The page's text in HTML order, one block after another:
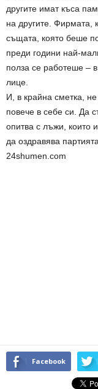
другите имат къса
на другите. Фирмата,
същата, която беше
преди години най-
полза се работеше –
лице.
И, в крайна сметка,
повече в себе си. Да
опитва с лъжи, които
да оздравява
24shumen.com
Facebook